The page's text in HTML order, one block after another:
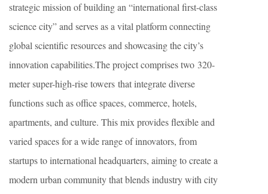
strategic mission of building an “international first-class
science city” and serves as a vital platform connecting
global scientific resources and showcasing the city’s
innovation capabilities.The project comprises two 320-
meter super-high-rise towers that integrate diverse
functions such as office spaces, commerce, hotels,
apartments, and culture. This mix provides flexible and
varied spaces for a wide range of innovators, from
startups to international headquarters, aiming to create a
modern urban community that blends industry with city